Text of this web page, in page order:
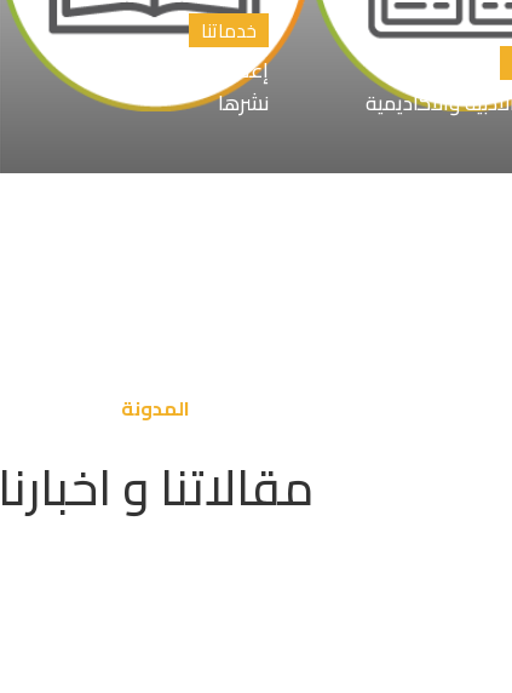
والأكاديمية
خدماتنا
إعداد الابحاث العلمية و
نشرها
المدونة
مقالاتنا و اخبارنا